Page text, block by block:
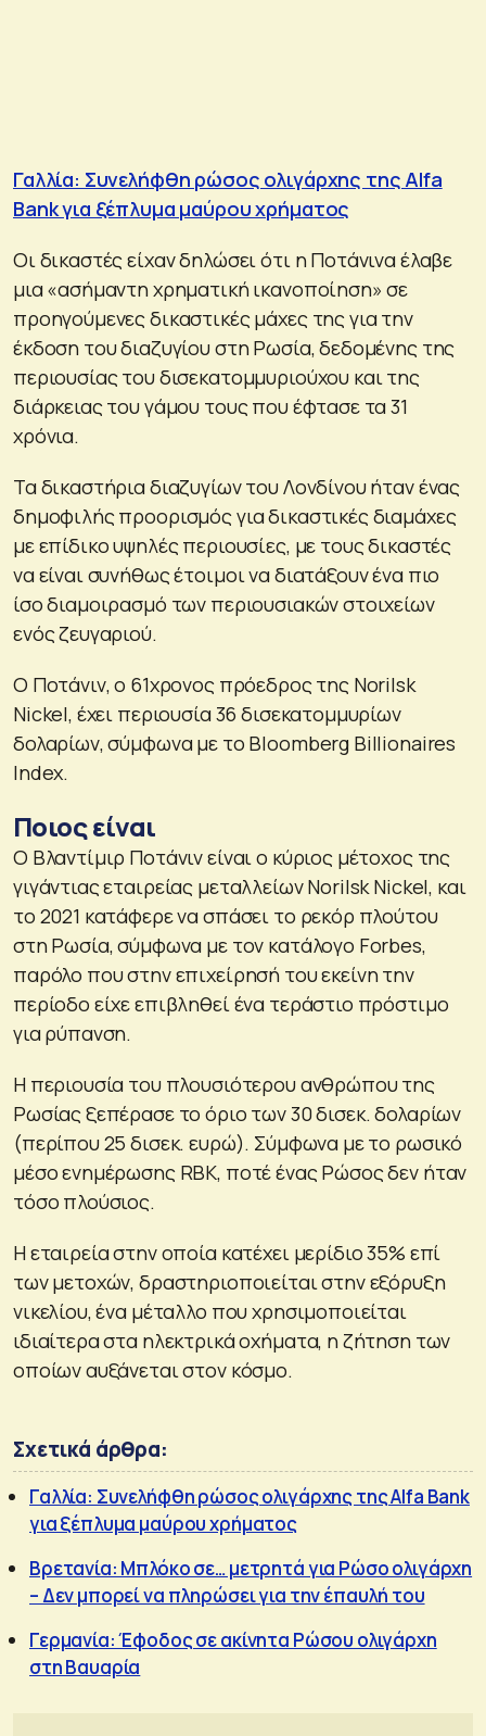
Γαλλία: Συνελήφθη ρώσος ολιγάρχης της Alfa
Bank για ξέπλυμα μαύρου χρήματος
Οι δικαστές είχαν δηλώσει ότι η Ποτάνινα έλαβε
μια «ασήμαντη χρηματική ικανοποίηση» σε
προηγούμενες δικαστικές μάχες της για την
έκδοση του διαζυγίου στη Ρωσία, δεδομένης της
περιουσίας του δισεκατομμυριούχου και της
διάρκειας του γάμου τους που έφτασε τα 31
χρόνια.
Τα δικαστήρια διαζυγίων του Λονδίνου ήταν ένας
δημοφιλής προορισμός για δικαστικές διαμάχες
με επίδικο υψηλές περιουσίες, με τους δικαστές
να είναι συνήθως έτοιμοι να διατάξουν ένα πιο
ίσο διαμοιρασμό των περιουσιακών στοιχείων
ενός ζευγαριού.
Ο Ποτάνιν, ο 61χρονος πρόεδρος της Norilsk
Nickel, έχει περιουσία 36 δισεκατομμυρίων
δολαρίων, σύμφωνα με το Bloomberg Billionaires
Index.
Ποιος είναι
Ο Βλαντίμιρ Ποτάνιν είναι ο κύριος μέτοχος της
γιγάντιας εταιρείας μεταλλείων Norilsk Nickel, και
το 2021 κατάφερε να σπάσει το ρεκόρ πλούτου
στη Ρωσία, σύμφωνα με τον κατάλογο Forbes,
παρόλο που στην επιχείρησή του εκείνη την
περίοδο είχε επιβληθεί ένα τεράστιο πρόστιμο
για ρύπανση.
Η περιουσία του πλουσιότερου ανθρώπου της
Ρωσίας ξεπέρασε το όριο των 30 δισεκ. δολαρίων
(περίπου 25 δισεκ. ευρώ). Σύμφωνα με το ρωσικό
μέσο ενημέρωσης RBK, ποτέ ένας Ρώσος δεν ήταν
τόσο πλούσιος.
Η εταιρεία στην οποία κατέχει μερίδιο 35% επί
των μετοχών, δραστηριοποιείται στην εξόρυξη
νικελίου, ένα μέταλλο που χρησιμοποιείται
ιδιαίτερα στα ηλεκτρικά οχήματα, η ζήτηση των
οποίων αυξάνεται στον κόσμο.
Σχετικά άρθρα:
Γαλλία: Συνελήφθη ρώσος ολιγάρχης της Alfa Bank
για ξέπλυμα μαύρου χρήματος
Βρετανία: Μπλόκο σε… μετρητά για Ρώσο ολιγάρχη
– Δεν μπορεί να πληρώσει για την έπαυλή του
Γερμανία: Έφοδος σε ακίνητα Ρώσου ολιγάρχη
στη Βαυαρία